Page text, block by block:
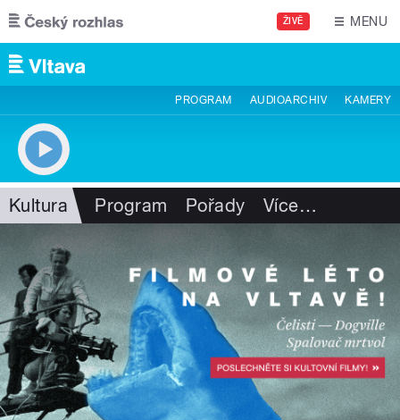
Přejít k hlavnímu obsahu
ŽIVĚ MENU
PROGRAM AUDIOARCHIV KAMERY
Kultura Program Pořady Více…